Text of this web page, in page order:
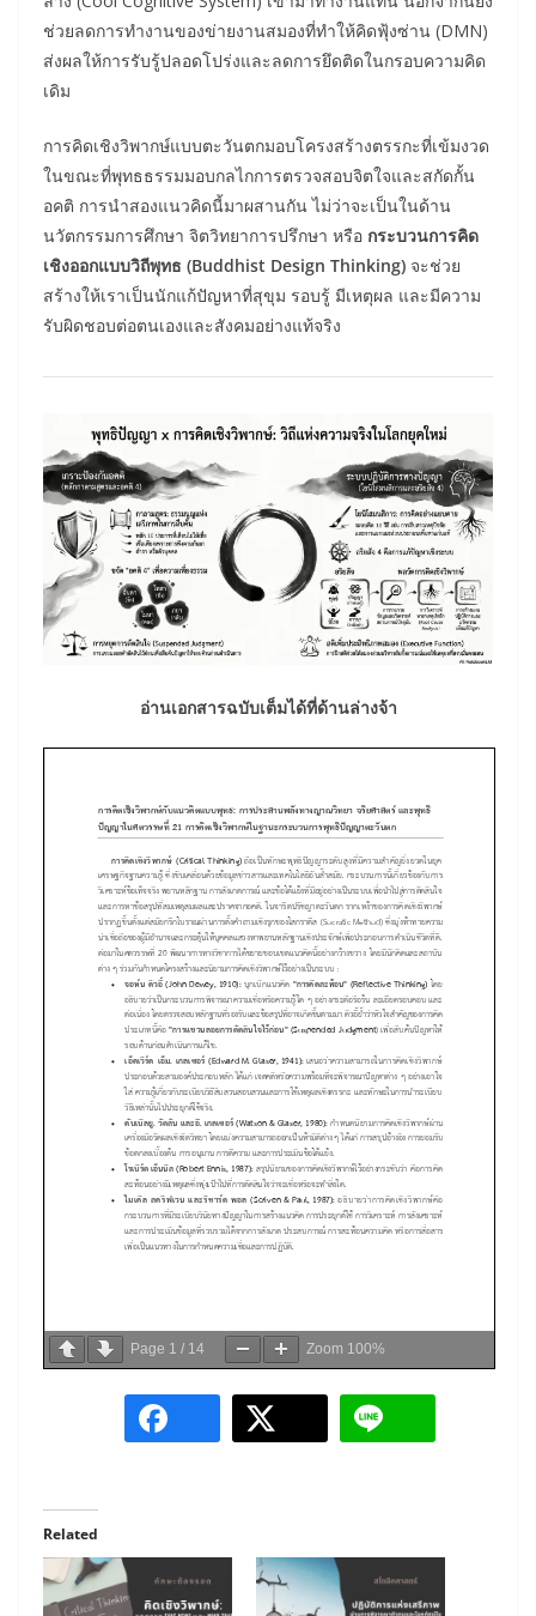
ช่วยลดการทำงานของข่ายงานสมองที่ทำให้คิดฟุ้งซ่าน (DMN)
ส่งผลให้การรับรู้ปลอดโปร่งและลดการยึดติดในกรอบความคิด
เดิม
การคิดเชิงวิพากษ์แบบตะวันตกมอบโครงสร้างตรรกะที่เข้มงวด
ในขณะที่พุทธธรรมมอบกลไกการตรวจสอบจิตใจและสกัดกั้น
อคติ การนำสองแนวคิดนี้มาผสานกัน ไม่ว่าจะเป็นในด้าน
นวัตกรรมการศึกษา จิตวิทยาการปรึกษา หรือ กระบวนการคิด
เชิงออกแบบวิถีพุทธ (Buddhist Design Thinking) จะช่วย
สร้างให้เราเป็นนักแก้ปัญหาที่สุขุม รอบรู้ มีเหตุผล และมีความ
รับผิดชอบต่อตนเองและสังคมอย่างแท้จริง
อ่านเอกสารฉบับเต็มได้ที่ด้านล่างจ้า
Page 1 / 14 Zoom 100%
Related